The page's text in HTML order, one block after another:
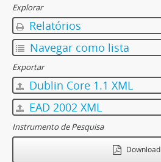
Explorar
Relatórios
Navegar como lista
Exportar
Dublin Core 1.1 XML
EAD 2002 XML
Instrumento de Pesquisa
Download